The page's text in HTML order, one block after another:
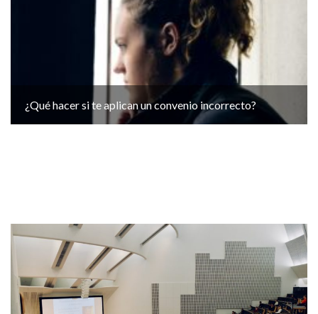
¿Qué hacer si te aplican un convenio incorrecto?